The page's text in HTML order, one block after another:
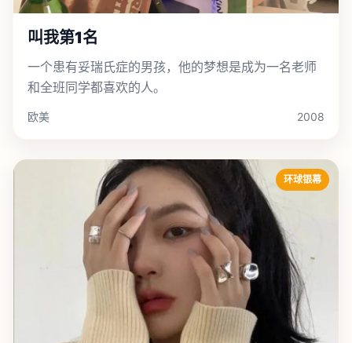
叫我第1名
一个患有妥瑞氏症的男孩，他的梦想是成为一名老师
和全班同学都喜欢的人。
欧美 2008
环球银幕